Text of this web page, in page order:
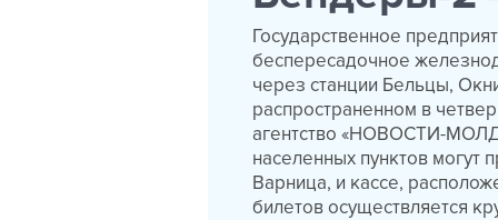
Государственное
беспересадочное
через станции Бельцы,
распространенном в
агентство «НОВОСТИ-
населенных пунктов могут
Варница, и кассе,
билетов осуществляется